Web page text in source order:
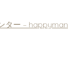
ター – happyman